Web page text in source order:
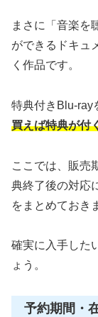
まさに「音楽を
ができるドキュ
く作品です。
特典付きBlu-ray
買えば特典が付
ここでは、販売
典終了後の対応
をまとめておき
確実に入手した
ょう。
予約期間・